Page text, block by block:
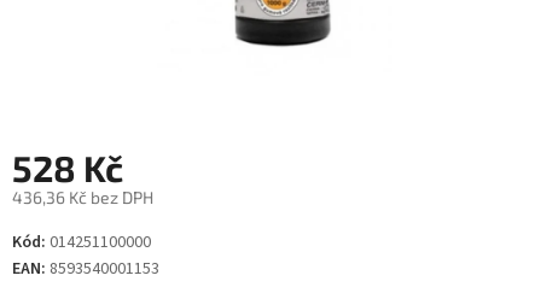
528 Kč
436,36 Kč bez DPH
Měrná
cena:
Kód: 014251100000
EAN: 8593540001153